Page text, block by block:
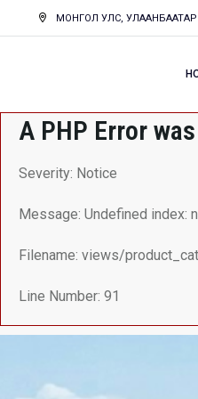
МОНГОЛ УЛС, УЛААНБААТАР
A PHP Error
Severity: Notice
Message: Undefined index:
Filename: views/
Line Number: 91